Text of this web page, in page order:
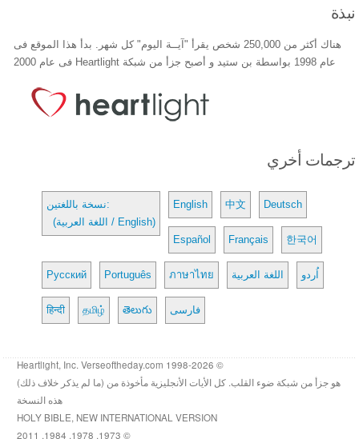
نبذة
هناك أكثر من 250,000 شخص يقرأ "آيــة اليوم" كل شهر. بدأ هذا الموقع فى
عام 1998 بواسطة بن ستيد و أصبح جزأ من شبكة Heartlight فى عام 2000
ترجمات أخري
نسخة باللغتين:
(اللغة العربية / English)
English 中文 Deutsch
Español Français 한국어
Русский Português ภาษาไทย اللغة العربية اُردو
हिन्दी தமிழ் తెలుగు فارسی
© 1998-2026 Heartlight, Inc. Verseoftheday.com
هو جزأ من شبكة ضوء القلب. كل الأيات الأنجليزية مأخوذة من (ما لم يذكر خلاف ذلك)
هذه النسخة
HOLY BIBLE, NEW INTERNATIONAL VERSION
© 1973, 1978, 1984, 2011